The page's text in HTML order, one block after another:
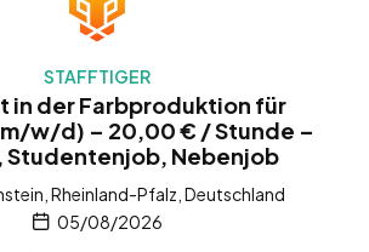
STAFFTIGER
in der Farbproduktion für
w/d) – 20,00 € / Stunde –
Studentenjob, Nebenjob
Rheinland-Pfalz, Deutschland
05/08/2026